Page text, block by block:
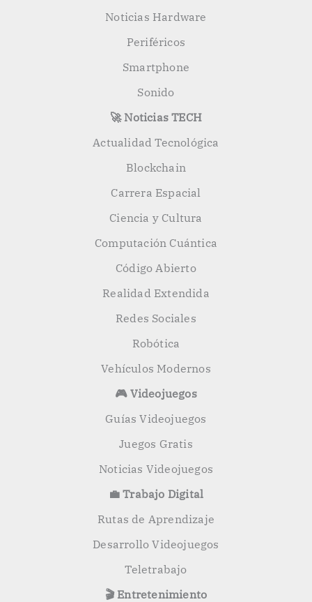
Noticias Hardware
Periféricos
Smartphone
Sonido
🚀 Noticias TECH
Actualidad Tecnológica
Blockchain
Carrera Espacial
Ciencia y Cultura
Computación Cuántica
Código Abierto
Realidad Extendida
Redes Sociales
Robótica
Vehículos Modernos
🎮 Videojuegos
Guías Videojuegos
Juegos Gratis
Noticias Videojuegos
💼 Trabajo Digital
Rutas de Aprendizaje
Desarrollo Videojuegos
Teletrabajo
🎬 Entretenimiento